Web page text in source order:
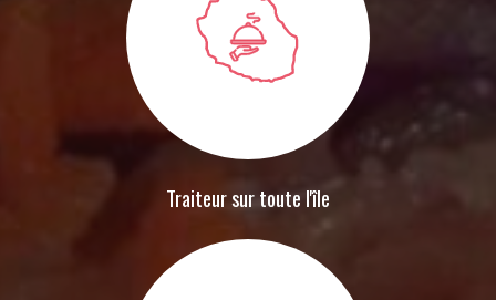
Traiteur sur toute l'île